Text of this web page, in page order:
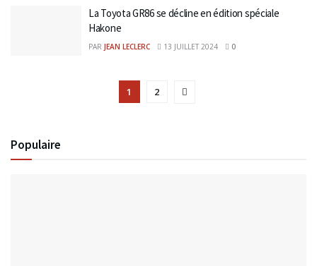
La Toyota GR86 se décline en édition spéciale
Hakone
PAR JEAN LECLERC 13 JUILLET 2024 0
1 2
Populaire